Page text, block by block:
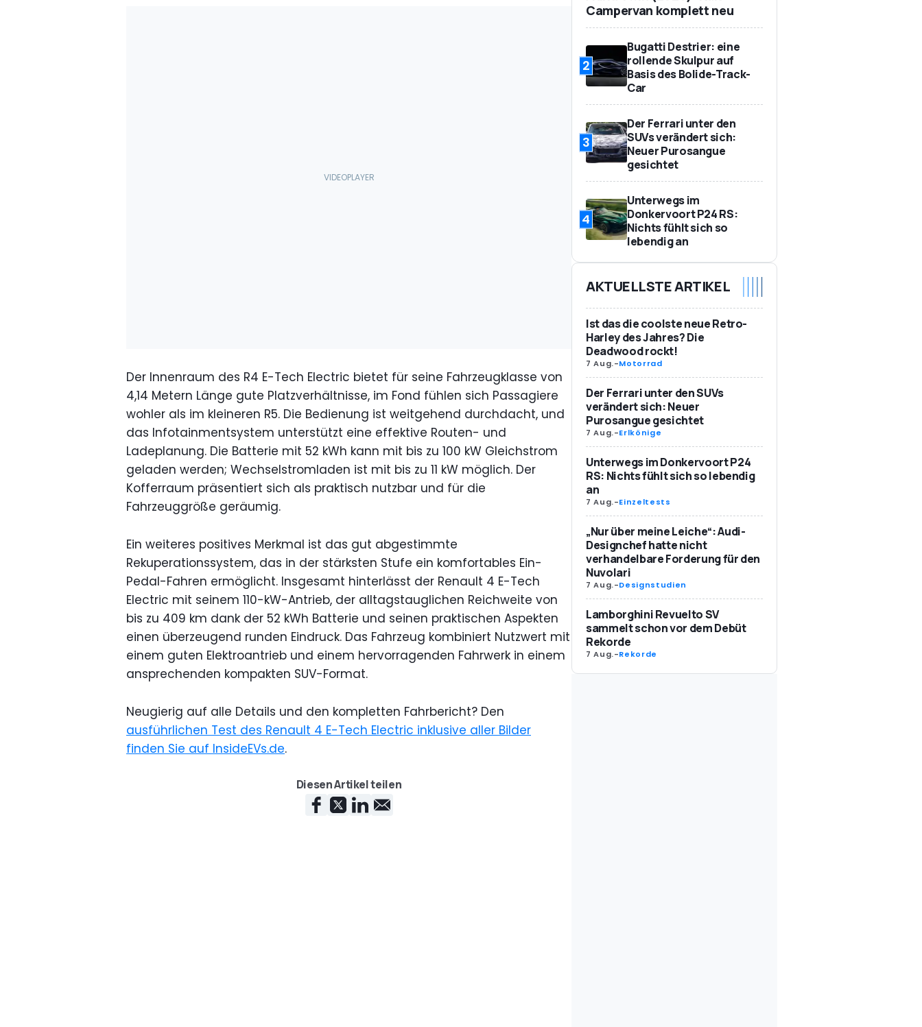
Der Innenraum des R4 E-Tech Electric bietet für seine Fahrzeugklasse von
4,14 Metern Länge gute Platzverhältnisse, im Fond fühlen sich Passagiere
wohler als im kleineren R5. Die Bedienung ist weitgehend durchdacht, und
das Infotainmentsystem unterstützt eine effektive Routen- und
Ladeplanung. Die Batterie mit 52 kWh kann mit bis zu 100 kW Gleichstrom
geladen werden; Wechselstromladen ist mit bis zu 11 kW möglich. Der
Kofferraum präsentiert sich als praktisch nutzbar und für die
Fahrzeuggröße geräumig.
Ein weiteres positives Merkmal ist das gut abgestimmte
Rekuperationssystem, das in der stärksten Stufe ein komfortables Ein-
Pedal-Fahren ermöglicht. Insgesamt hinterlässt der Renault 4 E-Tech
Electric mit seinem 110-kW-Antrieb, der alltagstauglichen Reichweite von
bis zu 409 km dank der 52 kWh Batterie und seinen praktischen Aspekten
einen überzeugend runden Eindruck. Das Fahrzeug kombiniert Nutzwert mit
einem guten Elektroantrieb und einem hervorragenden Fahrwerk in einem
ansprechenden kompakten SUV-Format.
Neugierig auf alle Details und den kompletten Fahrbericht? Den
ausführlichen Test des Renault 4 E-Tech Electric inklusive aller Bilder
finden Sie auf InsideEVs.de.
Diesen Artikel teilen
Campervan komplett neu
2
Bugatti Destrier: eine
rollende Skulpur auf
Basis des Bolide-Track-
Car
3
Der Ferrari unter den
SUVs verändert sich:
Neuer Purosangue
gesichtet
4
Unterwegs im
Donkervoort P24 RS:
Nichts fühlt sich so
lebendig an
AKTUELLSTE ARTIKEL
Ist das die coolste neue Retro-
Harley des Jahres? Die
Deadwood rockt!
7 Aug.-Motorrad
Der Ferrari unter den SUVs
verändert sich: Neuer
Purosangue gesichtet
7 Aug.-Erlkönige
Unterwegs im Donkervoort P24
RS: Nichts fühlt sich so lebendig
an
7 Aug.-Einzeltests
„Nur über meine Leiche“: Audi-
Designchef hatte nicht
verhandelbare Forderung für den
Nuvolari
7 Aug.-Designstudien
Lamborghini Revuelto SV
sammelt schon vor dem Debüt
Rekorde
7 Aug.-Rekorde